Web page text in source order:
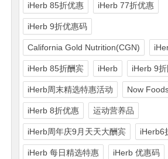
iHerb 85折优惠 iHerb 77折优惠
iHerb 9折优惠码
California Gold Nutrition(CGN)
iHerb 85折酬宾 iHerb iHerb 9
iHerb周末精选特惠活动 Now
iHerb 8折优惠 运动营养品
iHerb周年庆9月天天大酬宾 iHerb6
iHerb 每日精选特惠 iHerb 优惠码